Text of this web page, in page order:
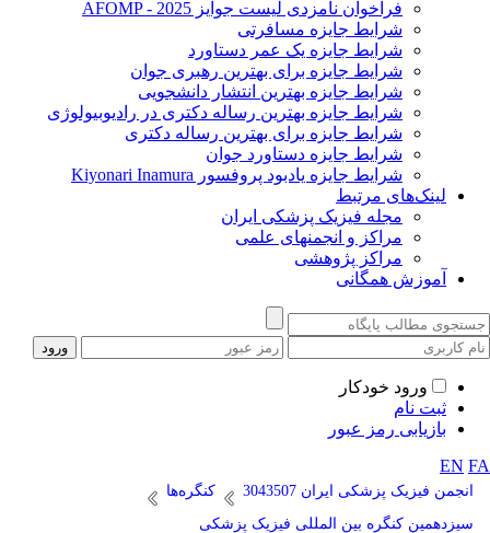
فراخوان نامزدی لیست جوایز AFOMP - 2025
شرایط جایزه مسافرتی
شرایط جایزه یک عمر دستاورد
شرایط جایزه برای بهترین رهبری جوان
شرایط جایزه بهترین انتشار دانشجویی
شرایط جایزه بهترین رساله دکتری در رادیوبیولوژی
شرایط جایزه برای بهترین رساله دکتری
شرایط جایزه دستاورد جوان
شرایط جایزه یادبود پروفسور Kiyonari Inamura
لینک‌های مرتبط
مجله فیزیک پزشکی ایران
مراکز و انجمنهای علمی
مراکز پژوهشی
آموزش همگانی
ورود خودکار
ثبت نام
بازیابی رمز عبور
EN
انجمن فیزیک پزشکی ایران 3043507
کنگره‌ها
سیزدهمین کنگره بین المللی فیزیک پزشکی